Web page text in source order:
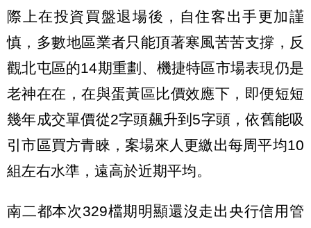
際上在投資買盤退場後，自住客出手更加謹
慎，多數地區業者只能頂著寒風苦苦支撐，反
觀北屯區的14期重劃、機捷特區市場表現仍是
老神在在，在與蛋黃區比價效應下，即便短短
幾年成交單價從2字頭飆升到5字頭，依舊能吸
引市區買方青睞，案場來人更繳出每周平均10
組左右水準，遠高於近期平均。
南二都本次329檔期明顯還沒走出央行信用管